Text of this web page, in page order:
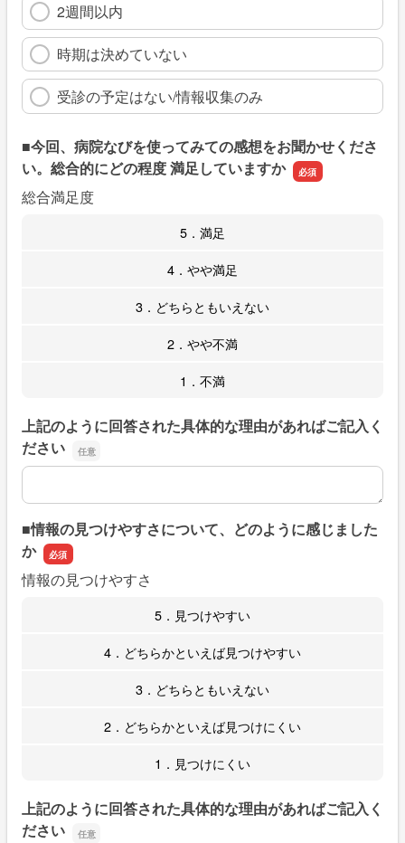
2週間以内
時期は決めていない
受診の予定はない/情報収集のみ
■今回、病院なびを使ってみての感想をお聞かせくださ
い。総合的にどの程度 満足していますか
総合満足度
5．満足
4．やや満足
3．どちらともいえない
2．やや不満
1．不満
上記のように回答された具体的な理由があればご記入く
ださい
上記のように回答された具体的な理由があればご記入くだ
■情報の見つけやすさについて、どのように感じました
か
情報の見つけやすさ
5．見つけやすい
4．どちらかといえば見つけやすい
3．どちらともいえない
2．どちらかといえば見つけにくい
1．見つけにくい
上記のように回答された具体的な理由があればご記入く
ださい